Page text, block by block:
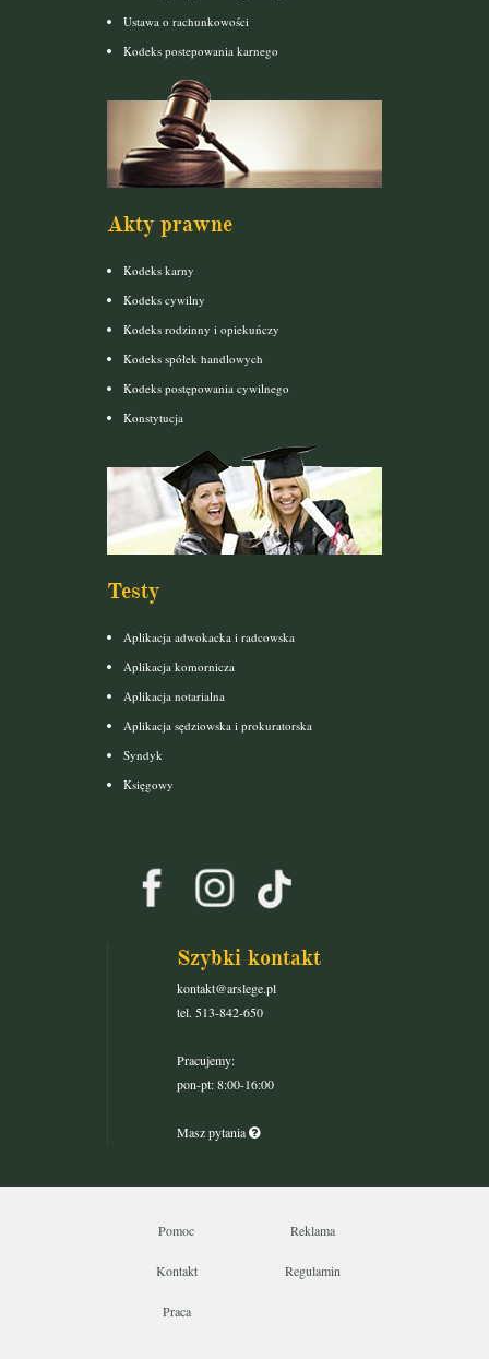
Ustawa o rachunkowości
Kodeks postepowania karnego
Akty prawne
Kodeks karny
Kodeks cywilny
Kodeks rodzinny i opiekuńczy
Kodeks spółek handlowych
Kodeks postępowania cywilnego
Konstytucja
Testy
Aplikacja adwokacka i radcowska
Aplikacja komornicza
Aplikacja notarialna
Aplikacja sędziowska i prokuratorska
Syndyk
Księgowy
Szybki kontakt
kontakt@arslege.pl
tel. 513-842-650
Pracujemy:
pon-pt: 8:00-16:00
Masz pytania
Pomoc Reklama
Kontakt Regulamin
Praca